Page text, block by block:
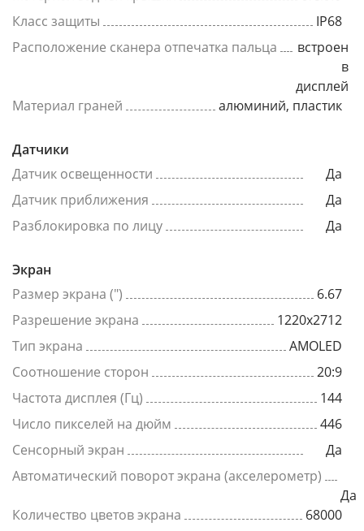
Класс защиты
IP68
Расположение сканера отпечатка пальца
встроен
в
дисплей
Материал граней
алюминий, пластик
Датчики
Датчик освещенности
Да
Датчик приближения
Да
Разблокировка по лицу
Да
Экран
Размер экрана (")
6.67
Разрешение экрана
1220x2712
Тип экрана
AMOLED
Соотношение сторон
20:9
Частота дисплея (Гц)
144
Число пикселей на дюйм
446
Сенсорный экран
Да
Автоматический поворот экрана (акселерометр)
Да
Количество цветов экрана
68000